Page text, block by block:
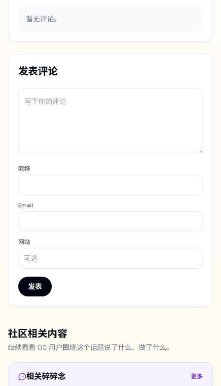
暂无评论。
发表评论
昵称
Email
网站
发表
社区相关内容
继续看看 OC 用户围绕这个话题说了什么、做了什么。
相关碎碎念 更多